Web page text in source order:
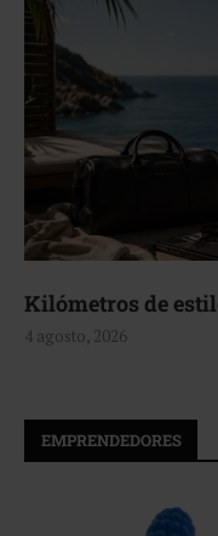
Kilómetros de
4 agosto, 2026
EMPRENDEDORES